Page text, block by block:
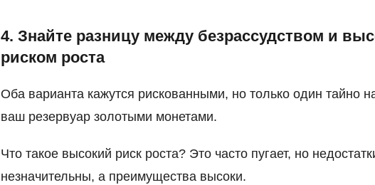
4. Знайте разницу между безрассудством и
риском роста
Оба варианта кажутся рискованными, но только один тайно
ваш резервуар золотыми монетами.
Что такое высокий риск роста? Это часто пугает, но
незначительны, а преимущества высоки.